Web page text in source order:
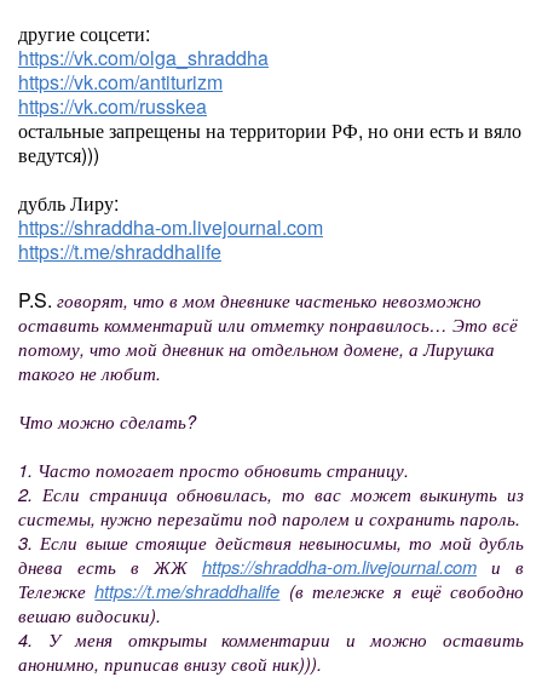
другие соцсети:
https://vk.com/olga_shraddha
https://vk.com/antiturizm
https://vk.com/russkea
остальные запрещены на территории РФ, но они есть и вяло
ведутся)))
дубль Лиру:
https://shraddha-om.livejournal.com
https://t.me/shraddhalife
P.S. говорят, что в мом дневнике частенько невозможно
оставить комментарий или отметку понравилось… Это всё
потому, что мой дневник на отдельном домене, а Лирушка
такого не любит.
Что можно сделать?
1. Часто помогает просто обновить страницу.
2. Если страница обновилась, то вас может выкинуть из
системы, нужно перезайти под паролем и сохранить пароль.
3. Если выше стоящие действия невыносимы, то мой дубль
днева есть в ЖЖ https://shraddha-om.livejournal.com и в
Тележкеhttps://t.me/shraddhalife (в тележке я ещё свободно
вешаю видосики).
4. У меня открыты комментарии и можно оставить
анонимно, приписав внизу свой ник))).